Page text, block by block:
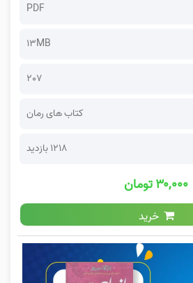
PDF
13MB
207
کتاب های رمان
1218 بازدید
۳۰,۰۰۰ تومان
خرید